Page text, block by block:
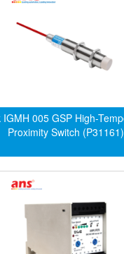
IGMH 005 GSP High-
Proximity Switch (P31161)